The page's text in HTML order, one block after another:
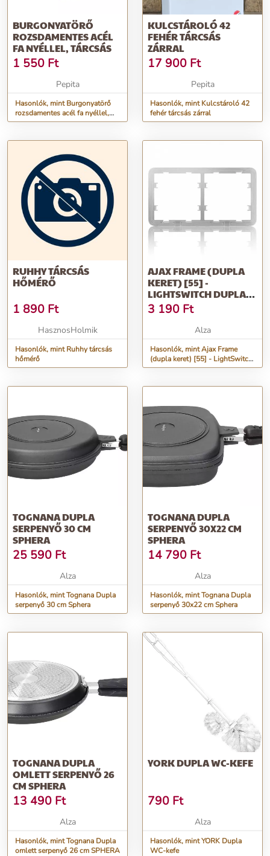
BURGONYATÖRŐ
ROZSDAMENTES ACÉL
FA NYÉLLEL, TÁRCSÁS
1 550 Ft
Pepita
Hasonlók, mint Burgonyatörő
rozsdamentes acél fa nyéllel,
tárcsás
KULCSTÁROLÓ 42
FEHÉR TÁRCSÁS
ZÁRRAL
17 900 Ft
Pepita
Hasonlók, mint Kulcstároló 42
fehér tárcsás zárral
RUHHY TÁRCSÁS
HŐMÉRŐ
1 890 Ft
HasznosHolmik
Hasonlók, mint Ruhhy tárcsás
hőmérő
AJAX FRAME (DUPLA
KERET) [55] -
LIGHTSWITCH DUPLA
KERET
3 190 Ft
Alza
Hasonlók, mint Ajax Frame
(dupla keret) [55] - LightSwitch
dupla keret
TOGNANA DUPLA
SERPENYŐ 30 CM
SPHERA
25 590 Ft
Alza
Hasonlók, mint Tognana Dupla
serpenyő 30 cm Sphera
TOGNANA DUPLA
SERPENYŐ 30X22 CM
SPHERA
14 790 Ft
Alza
Hasonlók, mint Tognana Dupla
serpenyő 30x22 cm Sphera
TOGNANA DUPLA
OMLETT SERPENYŐ 26
CM SPHERA
13 490 Ft
Alza
Hasonlók, mint Tognana Dupla
omlett serpenyő 26 cm SPHERA
YORK DUPLA WC-KEFE
790 Ft
Alza
Hasonlók, mint YORK Dupla
WC-kefe